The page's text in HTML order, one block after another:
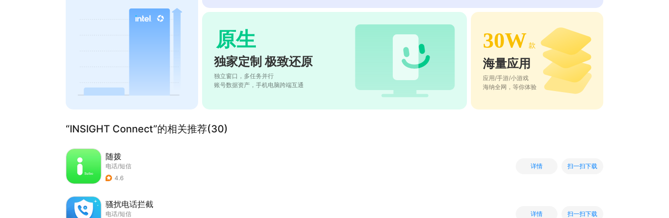
原生
独家定制 极致还原
独立窗口，多任务并行
账号数据资产，手机电脑跨端互通
30W 款
海量应用
应用/手游/小游戏
海纳全网，等你体验
“INSIGHT Connect”的相关推荐(30)
随拨
电话/短信
4.6
详情 扫一扫下载
骚扰电话拦截
电话/短信
详情 扫一扫下载